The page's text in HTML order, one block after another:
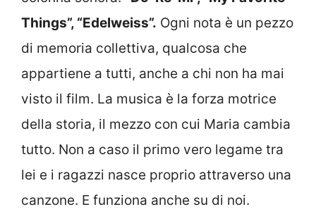
Things”, “Edelweiss”. Ogni nota è un pezzo
di memoria collettiva, qualcosa che
appartiene a tutti, anche a chi non ha mai
visto il film. La musica è la forza motrice
della storia, il mezzo con cui Maria cambia
tutto. Non a caso il primo vero legame tra
lei e i ragazzi nasce proprio attraverso una
canzone. E funziona anche su di noi.